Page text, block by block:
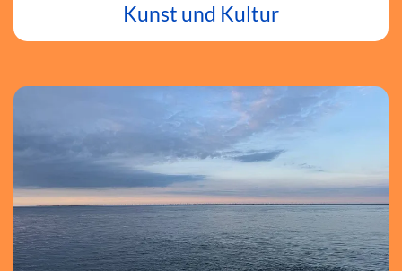
Kunst und Kultur